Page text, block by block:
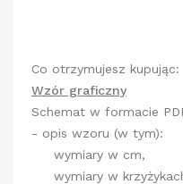
Co otrzymujesz kupując:
Wzór graficzny
Schemat w formacie
- opis wzoru (w tym):
wymiary w cm,
wymiary w